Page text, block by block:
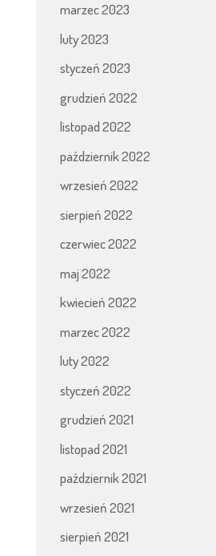
marzec 2023
luty 2023
styczeń 2023
grudzień 2022
listopad 2022
październik 2022
wrzesień 2022
sierpień 2022
czerwiec 2022
maj 2022
kwiecień 2022
marzec 2022
luty 2022
styczeń 2022
grudzień 2021
listopad 2021
październik 2021
wrzesień 2021
sierpień 2021